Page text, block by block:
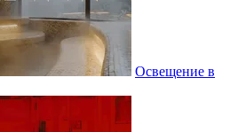
Освещение в